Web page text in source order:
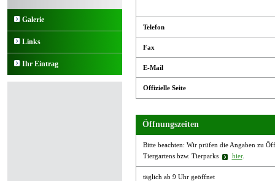
Galerie
Links
Ihr Eintrag
Telefon
Fax
E-Mail
Offizielle Seite
Öffnungszeiten
Bitte beachten: Wir prüfen die Angaben zu
Tiergartens bzw. Tierparks
hier.
täglich ab 9 Uhr geöffnet